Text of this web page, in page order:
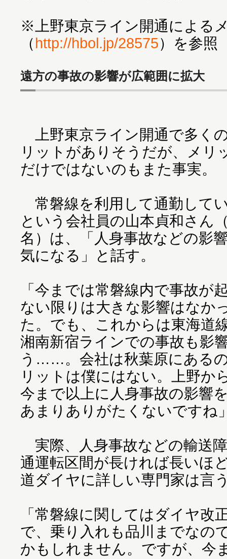
※上野東京ライン開通による
（http://hbol.jp/28575）を参照
遠方の事故の影響が広範囲に拡大
上野東京ライン開通で多く
リットがありそうだが、メリ
だけではないのもまた事実。
常磐線を利用して通勤して
という会社員の山本貞和さん
名）は、「人身事故などの影
気になる」と話す。
「今までは常磐線内で事故が
ない限りは大きな影響はなか
た。でも、これからは東海道
湘南新宿ラインでの事故も影
う……。会社は秋葉原にある
リットは僕にはない。上野か
今まで以上に人身事故の影響
あまりありがたくないですね
実際、人身事故などの輸送
通運転区間が長ければ長いほ
道ダイヤに詳しい専門家は言
「常磐線に関してはダイヤ改
で、乗り入れも品川までなの
かもしれません。ですが、今